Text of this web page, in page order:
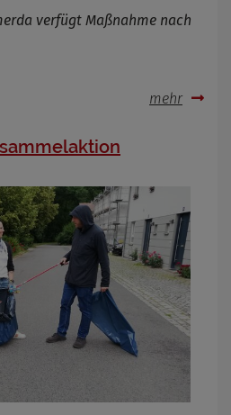
verfügt Maßnahme nach
mehr